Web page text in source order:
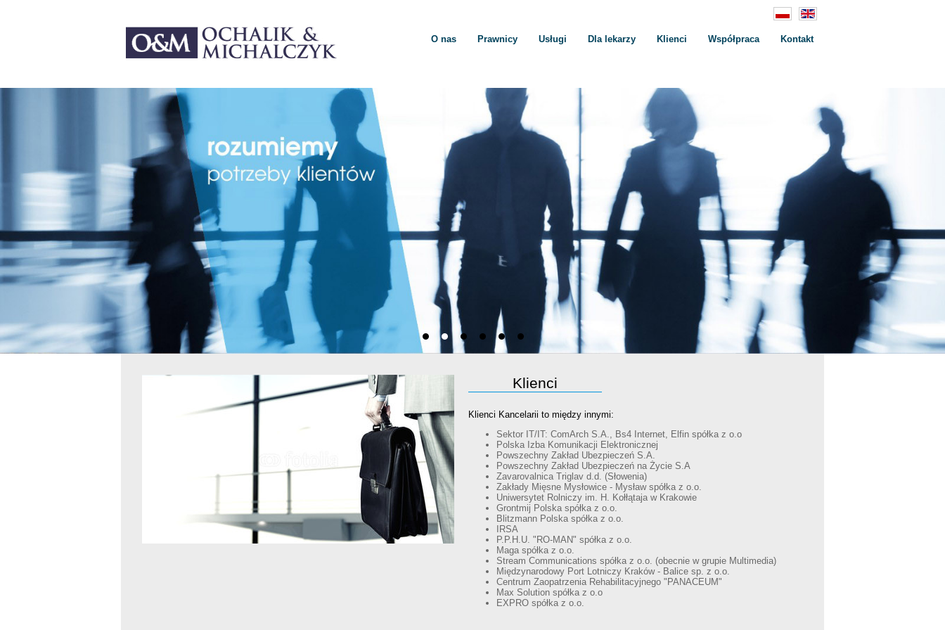
O nas Prawnicy Usługi Dla lekarzy Klienci Współpraca Kontakt
Klienci
Klienci Kancelarii to między innymi:
Sektor IT/IT: ComArch S.A., Bs4 Internet, Elfin spółka z o.o
Polska Izba Komunikacji Elektronicznej
Powszechny Zakład Ubezpieczeń S.A.
Powszechny Zakład Ubezpieczeń na Życie S.A
Zavarovalnica Triglav d.d. (Słowenia)
Zakłady Mięsne Mysłowice - Mysław spółka z o.o.
Uniwersytet Rolniczy im. H. Kołłątaja w Krakowie
Grontmij Polska spółka z o.o.
Blitzmann Polska spółka z o.o.
IRSA
P.P.H.U. "RO-MAN" spółka z o.o.
Maga spółka z o.o.
Stream Communications spółka z o.o. (obecnie w grupie Multimedia)
Międzynarodowy Port Lotniczy Kraków - Balice sp. z o.o.
Centrum Zaopatrzenia Rehabilitacyjnego "PANACEUM"
Max Solution spółka z o.o
EXPRO spółka z o.o.